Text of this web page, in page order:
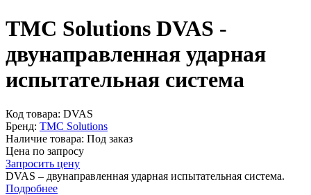
TMC Solutions DVAS -
двунаправленная ударная
испытательная система
Код товара: DVAS
Бренд: TMC Solutions
Наличие товара: Под заказ
Цена по запросу
Запросить цену
DVAS – двунаправленная ударная испытательная система.
Подробнее